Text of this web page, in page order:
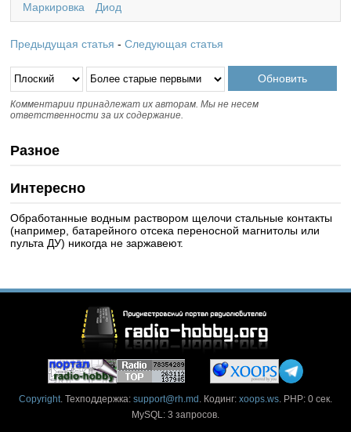
Маркировка Диод
Предыдущая статья -Следующая статья
Комментарии принадлежат их авторам. Мы не несем
ответственности за их содержание.
Разное
Интересно
Обработанные водным раствором щелочи стальные контакты
(например, батарейного отсека переносной магнитолы или
пульта ДУ) никогда не заржавеют.
Copyright. Техподдержка: support@rh.md . Кодинг: xoops.ws. PHP: 0 сек.
MySQL: 3 запросов.